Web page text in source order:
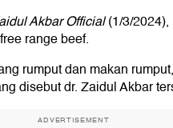
Akbar Official(1/3/2024),
range beef.
rumput dan makan
disebut dr. Zaidul Akbar
ADVERTISEMENT